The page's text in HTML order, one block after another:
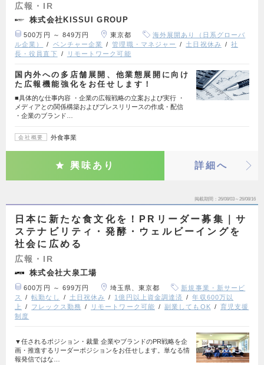
広報・IR
株式会社KISSUI GROUP
500万円 ～ 849万円 東京都
海外展開あり（日系グローバ
ル企業）
ベンチャー企業 管理職・マネジャー 土日祝休み
社
長・役員直下
リモートワーク可能
国内外への多店舗展開、他業態展開に向け
た広報機能強化をお任せします！
■具体的な仕事内容 ・企業の広報戦略の立案および実行 ・
メディアとの関係構築およびプレスリリースの作成・配信
・企業のブランド…
会社概要 外食事業
興味あり 詳細へ
掲載期間 26/08/03～26/08/16
日本に新たな食文化を！PRリーダー募集｜サ
ステナビリティ・発酵・ウェルビーイングを
社会に広める
広報・IR
株式会社大泉工場
600万円 ～ 699万円 埼玉県、東京都
新規事業・新サービ
ス
転勤なし 土日祝休み 1億円以上資金調達済
年収600万以
上
フレックス勤務 リモートワーク可能 副業してもOK
育児支援
制度
▼任されるポジション・裁量 企業やブランドのPR戦略を企
画・推進するリーダーポジションをお任せします。単なる情
報発信ではな…